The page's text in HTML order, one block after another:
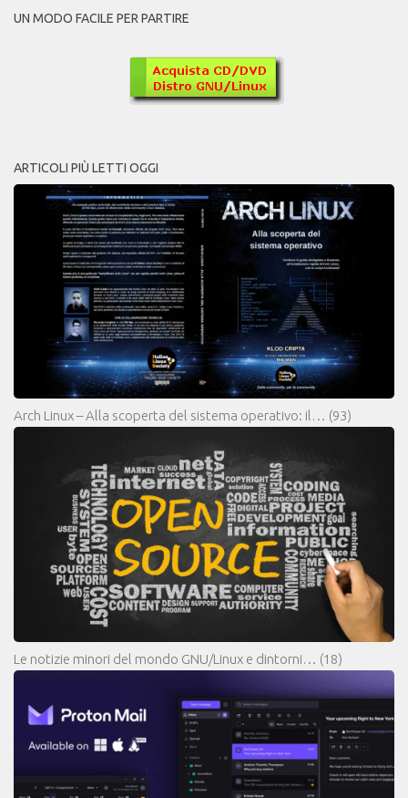
UN MODO FACILE PER PARTIRE
ARTICOLI PIÙ LETTI OGGI
Arch Linux – Alla scoperta del sistema operativo: il… (93)
Le notizie minori del mondo GNU/Linux e dintorni… (18)